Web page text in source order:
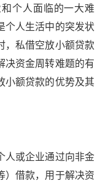
个人面临的一大难
个人生活中的突发状
，私借空放小额贷款
决资金周转难题的有
小额贷款的优势及其
人或企业通过向非金
）借款，用于解决资